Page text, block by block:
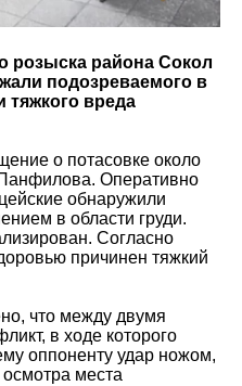
розыска района Сокол
подозреваемого в
вреда
о потасовке около
Оперативно
обнаружили
в области груди.
Согласно
причинен тяжкий
что между двумя
в ходе которого
оппоненту удар ножом,
места